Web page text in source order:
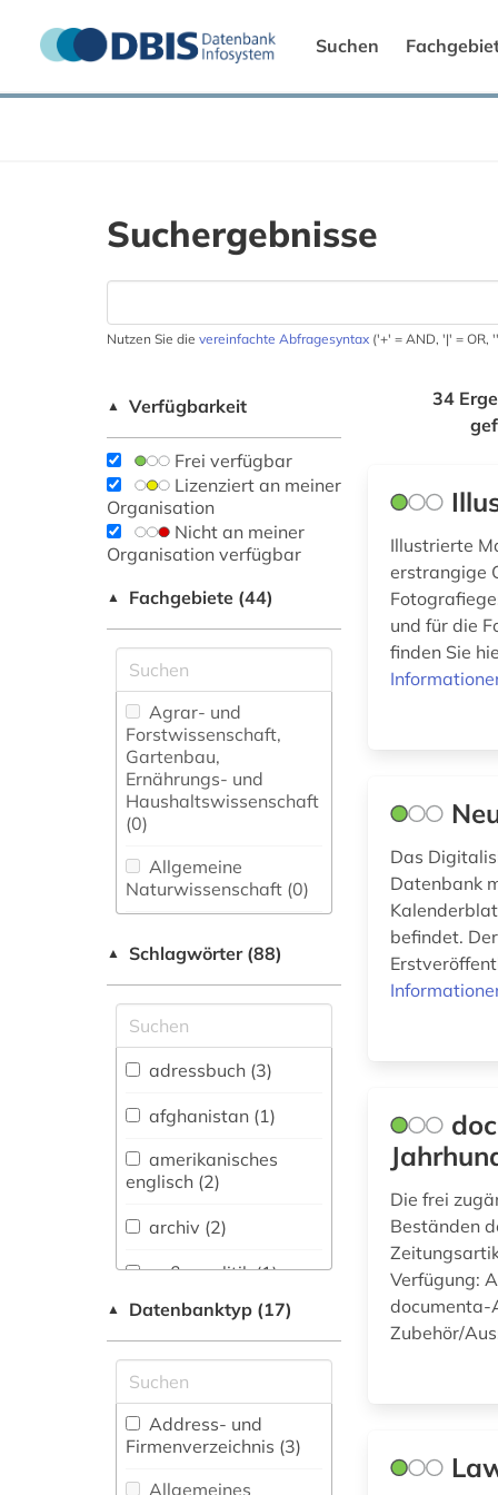
Suchen
Suchergebnisse
Nutzen Sie die vereinfachte Abfragesyntax ('+' = AND, '|' = OR,
▲ Verfügbarkeit
Frei verfügbar
Lizenziert an meiner
Organisation
Nicht an meiner
Organisation verfügbar
▲ Fachgebiete (44)
Agrar- und
Forstwissenschaft,
Gartenbau,
Ernährungs- und
Haushaltswissenschaft
(0)
Allgemeine
Naturwissenschaft (0)
fachübergreifende
Allgemeine und
vergleichende Sprach-
und
Literaturwissenschaft.
Indogermanistik.
Außereuropäische
Sprachen und
Literaturen (2)
Anglistik.
Amerikanistik (2)
Vermessungswesen (0)
Biologie,
Biotechnologie (0)
Buch- und
▲ Schlagwörter (88)
adressbuch (3)
afghanistan (1)
amerikanisches
englisch (2)
archiv (2)
außenpolitik (1)
baden-württemberg
(1)
berichterstattung (1)
berliner zeitung (1)
▲ Datenbanktyp (17)
Address- und
Firmenverzeichnis (3)
Allgemeines
34
Illustrierte
erstrangige
und für die
finden Sie
Das
Datenbank
befindet.
Die frei
Beständen
Verfügung:
documenta-
Zubehör/